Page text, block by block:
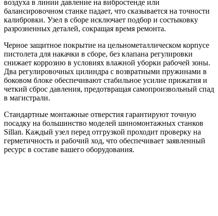
воздуха в линии давление на вибростенде или
балансировочном станке падает, что сказывается на точности
калибровки. Узел в сборе исключает подбор и состыковку
разрозненных деталей, сокращая время ремонта.
Черное защитное покрытие на цельнометаллическом корпусе
пистолета для накачки в сборе, без клапана регулировки
снижает коррозию в условиях влажной уборки рабочей зоны.
Два регулировочных цилиндра с возвратными пружинами в
боковом блоке обеспечивают стабильное усилие прижатия и
четкий сброс давления, предотвращая самопроизвольный спад
в магистрали.
Стандартные монтажные отверстия гарантируют точную
посадку на большинство моделей шиномонтажных станков
Sillan. Каждый узел перед отгрузкой проходит проверку на
герметичность и рабочий ход, что обеспечивает заявленный
ресурс в составе вашего оборудования.